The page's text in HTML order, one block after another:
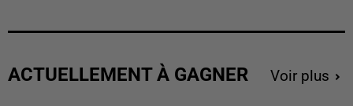
ACTUELLEMENT À GAGNER Voir plus